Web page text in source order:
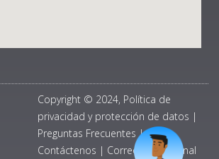
Copyright © 2024, Política de
privacidad y protección de datos |
Preguntas Frecuentes |
Contáctenos | Correo Institucional